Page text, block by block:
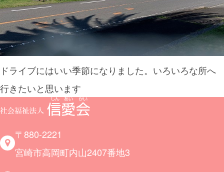
ドライブにはいい季節になりました。いろいろな所へ
行きたいと思います
〒880-2221
宮崎市高岡町内山2407番地3